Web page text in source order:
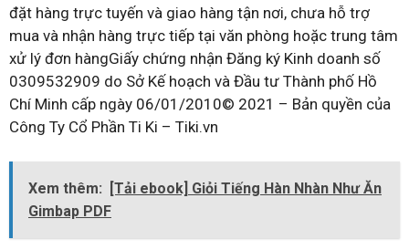
đặt hàng trực tuyến và giao hàng tận nơi, chưa hỗ trợ
mua và nhận hàng trực tiếp tại văn phòng hoặc trung tâm
xử lý đơn hàngGiấy chứng nhận Đăng ký Kinh doanh số
0309532909 do Sở Kế hoạch và Đầu tư Thành phố Hồ
Chí Minh cấp ngày 06/01/2010© 2021 – Bản quyền của
Công Ty Cổ Phần Ti Ki – Tiki.vn
Xem thêm:
[Tải ebook] Giỏi Tiếng Hàn Nhàn Như Ăn
Gimbap PDF